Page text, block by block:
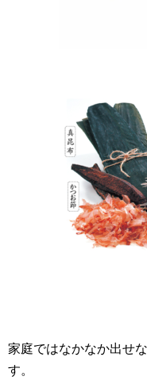
家庭ではなかなか出せ
す。